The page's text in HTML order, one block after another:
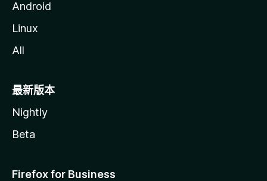
Android
Linux
All
最新版本
Nightly
Beta
Firefox for Business